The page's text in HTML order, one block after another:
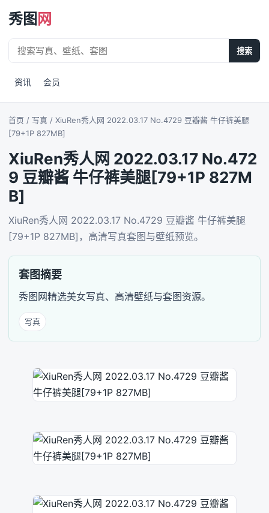
秀图 网
搜索
资讯 会员
首页 / 写真 / XiuRen秀人网 2022.03.17 No.4729 豆瓣酱 牛仔裤美腿
[79+1P 827MB]
XiuRen秀人网 2022.03.17 No.472
9 豆瓣酱 牛仔裤美腿[79+1P 827M
B]
XiuRen秀人网 2022.03.17 No.4729 豆瓣酱 牛仔裤美腿
[79+1P 827MB]，高清写真套图与壁纸预览。
套图摘要
秀图网精选美女写真、高清壁纸与套图资源。
写真